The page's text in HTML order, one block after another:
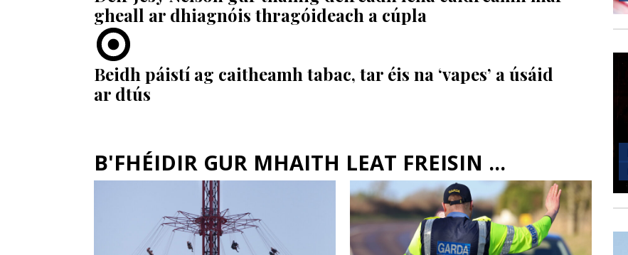
gheall ar dhiagnóis thragóideach a cúpla
Beidh páistí ag caitheamh tabac, tar éis na ‘vapes’ a úsáid
ar dtús
B'FHÉIDIR GUR MHAITH LEAT FREISIN ...